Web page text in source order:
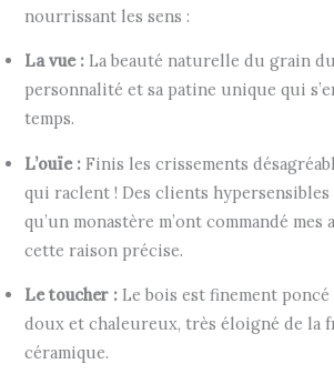
nourrissant les sens :
La vue : La beauté naturelle du grain
personnalité et sa patine unique qui
temps.
L’ouïe : Finis les crissements
qui raclent ! Des clients
qu’un monastère m’ont commandé
cette raison précise.
Le toucher : Le bois est finement
doux et chaleureux, très éloigné de la
céramique.